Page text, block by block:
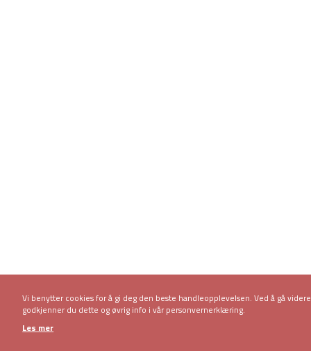
Vi benytter cookies for å gi deg den beste handleopplevelsen. Ved å gå
godkjenner du dette og øvrig info i vår personvernerklæring.
Les mer